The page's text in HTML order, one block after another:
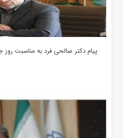
پیام دکتر صالحی فرد به مناسبت روز